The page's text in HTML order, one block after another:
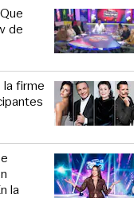
de
la firme
la